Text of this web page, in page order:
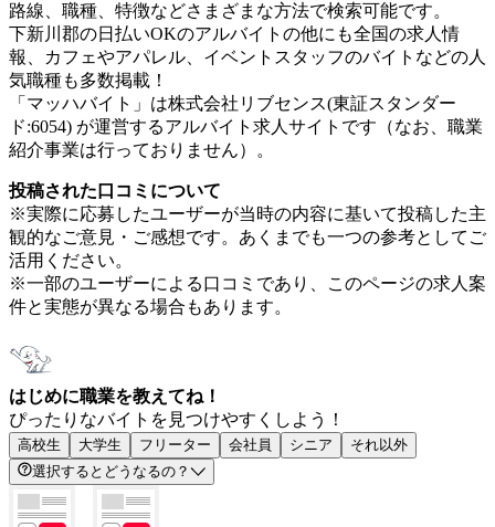
路線、職種、特徴などさまざまな方法で検索可能です。
下新川郡の日払いOKのアルバイトの他にも全国の求人情
報、カフェやアパレル、イベントスタッフのバイトなどの人
気職種も多数掲載！
「マッハバイト」は株式会社リブセンス(東証スタンダー
ド:6054) が運営するアルバイト求人サイトです（なお、職業
紹介事業は行っておりません）。
投稿された口コミについて
※実際に応募したユーザーが当時の内容に基いて投稿した主
観的なご意見・ご感想です。あくまでも一つの参考としてご
活用ください。
※一部のユーザーによる口コミであり、このページの求人案
件と実態が異なる場合もあります。
はじめに職業を教えてね！
ぴったりなバイトを見つけやすくしよう！
高校生 大学生 フリーター 会社員 シニア
それ以外
選択するとどうなるの？